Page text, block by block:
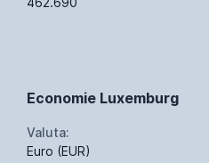
Economie Luxemburg
Valuta:
Euro (EUR)